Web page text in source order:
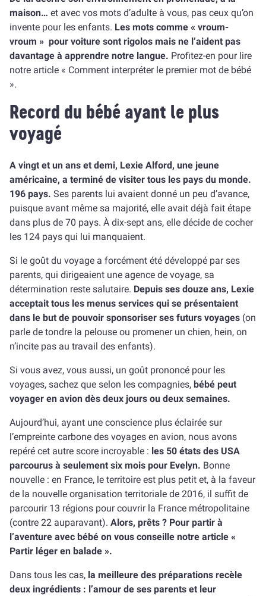
maison… et avec vos mots d’adulte à vous, pas ceux qu’on
invente pour les enfants. Les mots comme « vroum-
vroum » pour voiture sont rigolos mais ne l’aident pas
davantage à apprendre notre langue. Profitez-en pour lire
notre article « Comment interpréter le premier mot de bébé
».
Record du bébé ayant le plus
voyagé
A vingt et un ans et demi, Lexie Alford, une jeune
américaine, a terminé de visiter tous les pays du monde.
196 pays. Ses parents lui avaient donné un peu d’avance,
puisque avant même sa majorité, elle avait déjà fait étape
dans plus de 70 pays. À dix-sept ans, elle décide de cocher
les 124 pays qui lui manquaient.
Si le goût du voyage a forcément été développé par ses
parents, qui dirigeaient une agence de voyage, sa
détermination reste salutaire. Depuis ses douze ans, Lexie
acceptait tous les menus services qui se présentaient
dans le but de pouvoir sponsoriser ses futurs voyages (on
parle de tondre la pelouse ou promener un chien, hein, on
n’incite pas au travail des enfants).
Si vous avez, vous aussi, un goût prononcé pour les
voyages, sachez que selon les compagnies, bébé peut
voyager en avion dès deux jours ou deux semaines.
Aujourd’hui, ayant une conscience plus éclairée sur
l’empreinte carbone des voyages en avion, nous avons
repéré cet autre score incroyable : les 50 états des USA
parcourus à seulement six mois pour Evelyn. Bonne
nouvelle : en France, le territoire est plus petit et, à la faveur
de la nouvelle organisation territoriale de 2016, il suffit de
parcourir 13 régions pour couvrir la France métropolitaine
(contre 22 auparavant). Alors, prêts ? Pour partir à
l’aventure avec bébé on vous conseille notre article «
Partir léger en balade ».
Dans tous les cas, la meilleure des préparations recèle
deux ingrédients : l’amour de ses parents et leur